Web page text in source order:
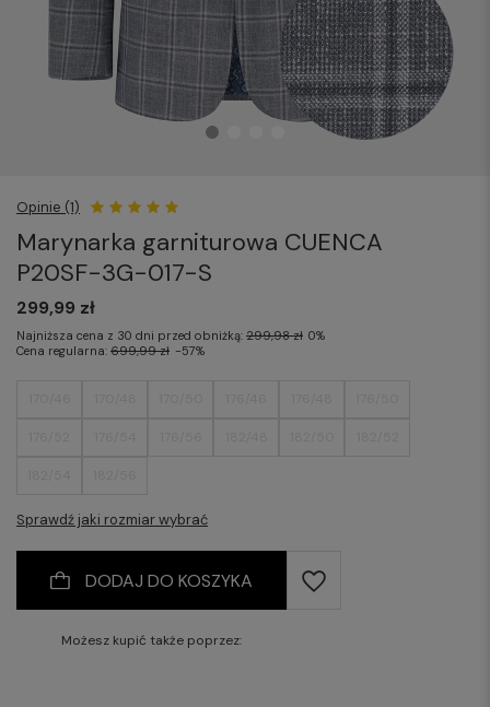
Opinie (1)
Marynarka garniturowa CUENCA
P20SF-3G-017-S
Sprawdź jaki rozmiar wybrać
299,99 zł
Najniższa cena z 30 dni przed obniżką: 299,98 zł 0%
Cena regularna: 699,99 zł -57%
DODAJ DO KOSZYKA
Możesz kupić także poprzez: